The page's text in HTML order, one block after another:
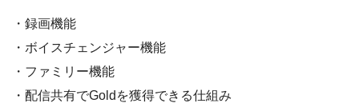
・録画機能
・ボイスチェンジャー機能
・ファミリー機能
・配信共有でGoldを獲得できる仕組み